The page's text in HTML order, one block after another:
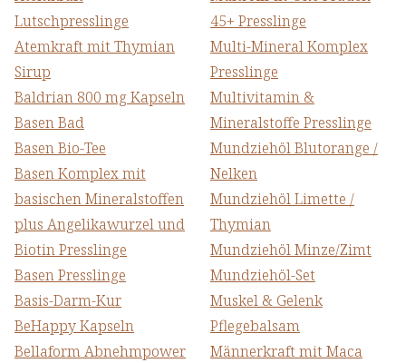
Lutschpresslinge
Atemkraft mit Thymian
Sirup
Baldrian 800 mg Kapseln
Basen Bad
Basen Bio-Tee
Basen Komplex mit
basischen Mineralstoffen
plus Angelikawurzel und
Biotin Presslinge
Basen Presslinge
Basis-Darm-Kur
BeHappy Kapseln
Bellaform Abnehmpower
45+ Presslinge
Multi-Mineral Komplex
Presslinge
Multivitamin &
Mineralstoffe Presslinge
Mundziehöl Blutorange /
Nelken
Mundziehöl Limette /
Thymian
Mundziehöl Minze/Zimt
Mundziehöl-Set
Muskel & Gelenk
Pflegebalsam
Männerkraft mit Maca